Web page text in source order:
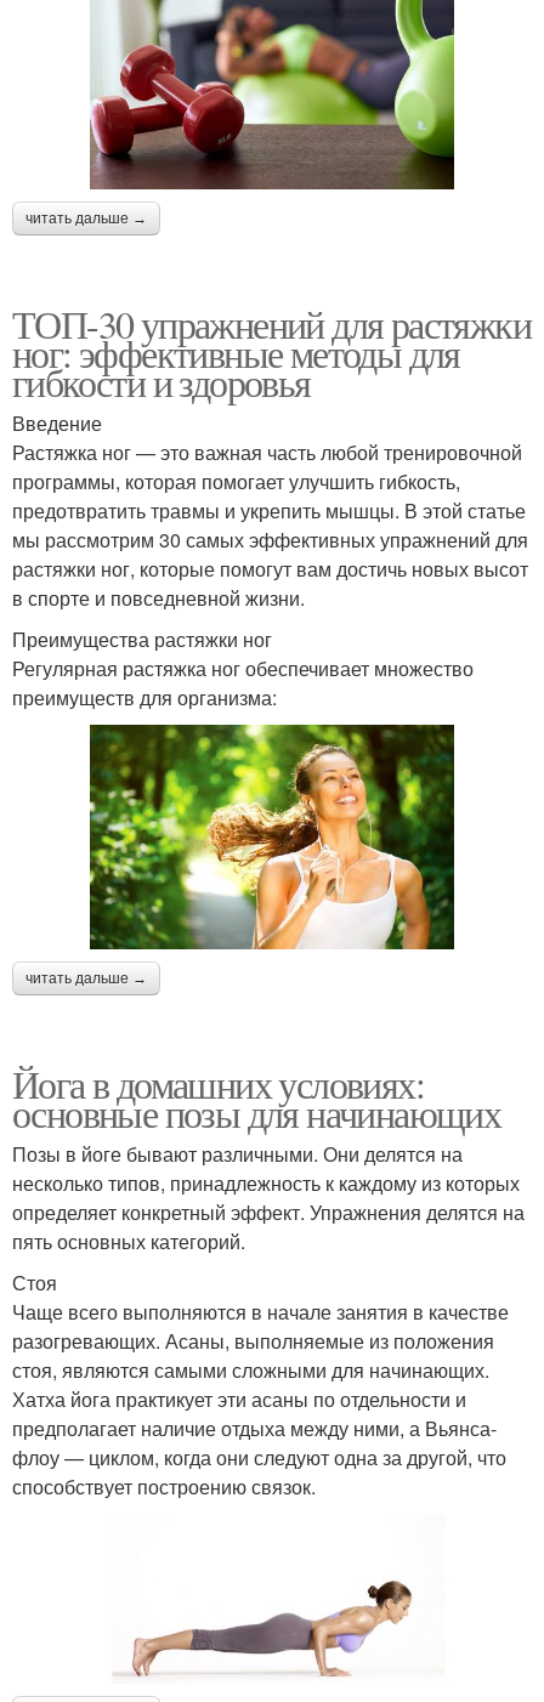
читать дальше →
ТОП-30 упражнений для растяжки
ног: эффективные методы для
гибкости и здоровья
Введение
Растяжка ног — это важная часть любой тренировочной
программы, которая помогает улучшить гибкость,
предотвратить травмы и укрепить мышцы. В этой статье
мы рассмотрим 30 самых эффективных упражнений для
растяжки ног, которые помогут вам достичь новых высот
в спорте и повседневной жизни.
Преимущества растяжки ног
Регулярная растяжка ног обеспечивает множество
преимуществ для организма:
читать дальше →
Йога в домашних условиях:
основные позы для начинающих
Позы в йоге бывают различными. Они делятся на
несколько типов, принадлежность к каждому из которых
определяет конкретный эффект. Упражнения делятся на
пять основных категорий.
Стоя
Чаще всего выполняются в начале занятия в качестве
разогревающих. Асаны, выполняемые из положения
стоя, являются самыми сложными для начинающих.
Хатха йога практикует эти асаны по отдельности и
предполагает наличие отдыха между ними, а Вьянса-
флоу — циклом, когда они следуют одна за другой, что
способствует построению связок.